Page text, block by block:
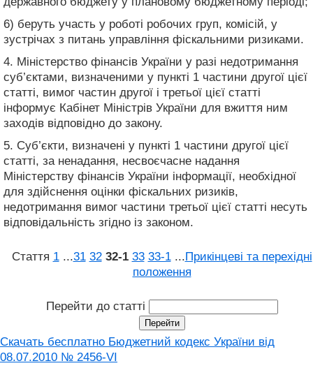
6) беруть участь у роботі робочих груп, комісій, у
зустрічах з питань управління фіскальними ризиками.
4. Міністерство фінансів України у разі недотримання
суб’єктами, визначеними у пункті 1 частини другої цієї
статті, вимог частин другої і третьої цієї статті
інформує Кабінет Міністрів України для вжиття ним
заходів відповідно до закону.
5. Суб’єкти, визначені у пункті 1 частини другої цієї
статті, за ненадання, несвоєчасне надання
Міністерству фінансів України інформації, необхідної
для здійснення оцінки фіскальних ризиків,
недотримання вимог частини третьої цієї статті несуть
відповідальність згідно із законом.
Стаття 1 ...31 32 32‑1 33 33‑1 ...Прикінцеві та перехідні
положення
Перейти до статті
Скачать бесплатно Бюджетний кодекс України від
08.07.2010 № 2456-VI